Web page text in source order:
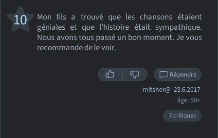
Mon fils a trouvé que les chansons étaient
géniales et que l'histoire était sympathique.
Nous avons tous passé un bon moment. Je vous
recommande de le voir.
10
Répondre
mitsher@ 23.6.2017
âge: 50+
7 critiques